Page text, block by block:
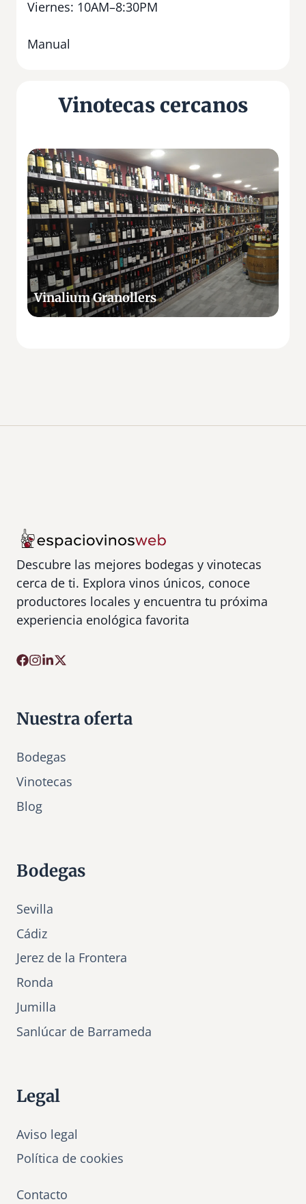
Viernes: 10AM–8:30PM
Manual
Vinotecas cercanos
Vinalium Granollers
V
i
n
a
l
i
u
m
G
r
a
Descubre las mejores bodegas y vinotecas
cerca de ti. Explora vinos únicos, conoce
productores locales y encuentra tu próxima
experiencia enológica favorita
Nuestra oferta
Bodegas
Vinotecas
Blog
Bodegas
Sevilla
Cádiz
Jerez de la Frontera
Ronda
Jumilla
Sanlúcar de Barrameda
Legal
Aviso legal
Política de cookies
Contacto